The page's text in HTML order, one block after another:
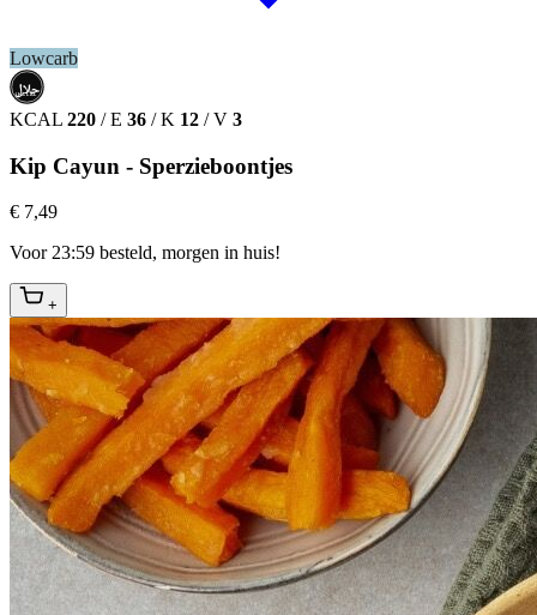
Lowcarb
حلال
HALAL
KCAL 220 / E 36 / K 12 / V 3
Kip Cayun - Sperzieboontjes
€ 7,49
Voor 23:59 besteld, morgen in huis!
+